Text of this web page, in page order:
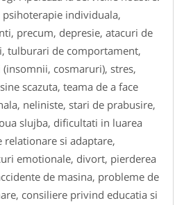
individuala,
precum, depresie, atacuri de
tulburari de comportament,
cosmaruri), stres,
scazuta, teama de a face
neliniste, stari de prabusire,
slujba, dificultati in luarea
si adaptare,
emotionale, divort, pierderea
de masina, probleme de
consiliere privind educatia si